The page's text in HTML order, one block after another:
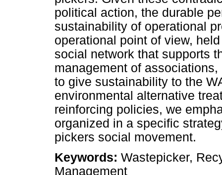
political action, the durable
sustainability of operational
operational point of view,
social network that supports
management of
to give sustainability to the
environmental alternative
reinforcing policies, we
organized in a specific
pickers social movement.
Keywords: Wastepicker,
Management